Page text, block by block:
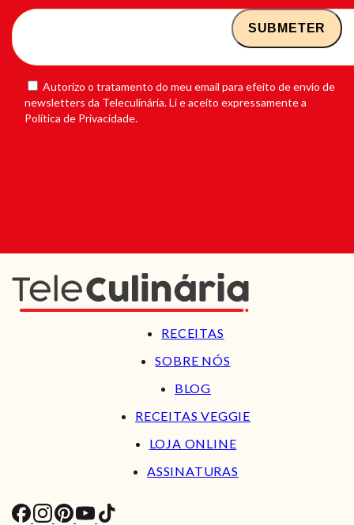
Autorizo o tratamento do meu email para efeito de envio de
newsletters da Teleculinária. Li e aceito expressamente a
Política de Privacidade.
RECEITAS
SOBRE NÓS
BLOG
RECEITAS VEGGIE
LOJA ONLINE
ASSINATURAS